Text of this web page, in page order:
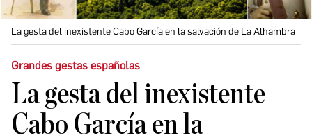
La gesta del inexistente Cabo García en la salvación de La Alhambra
Grandes gestas españolas
La gesta del inexistente
Cabo García en la